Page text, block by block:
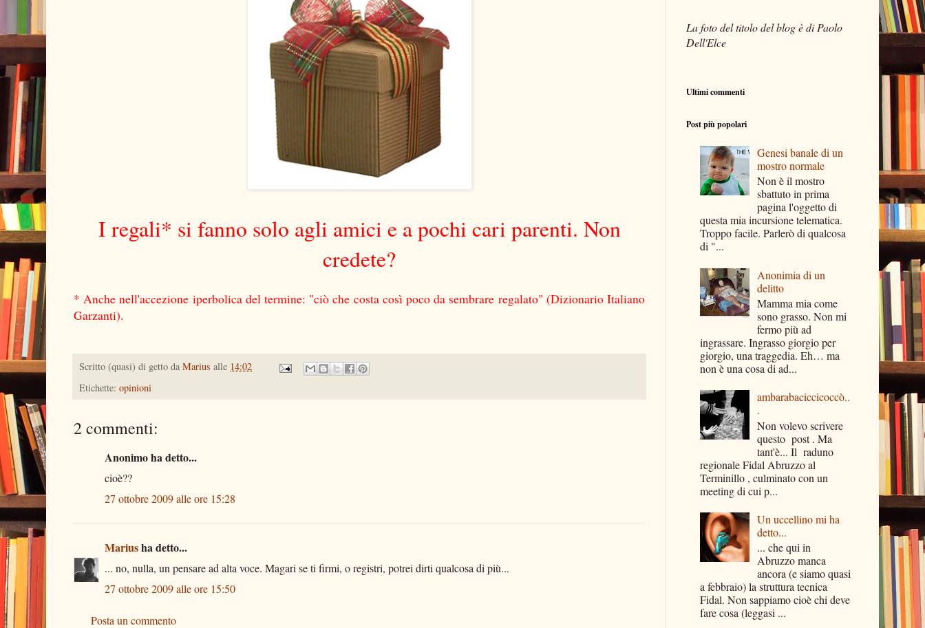
I regali* si fanno solo agli amici e a pochi cari parenti. Non
credete?
* Anche nell'accezione iperbolica del termine: "ciò che costa così poco da sembrare regalato" (Dizionario Italiano
Garzanti).
Scritto (quasi) di getto da Marius alle 14:02
Etichette: opinioni
2 commenti:
Anonimo ha detto...
cioè??
27 ottobre 2009 alle ore 15:28
Mariusha detto...
... no, nulla, un pensare ad alta voce. Magari se ti firmi, o registri, potrei dirti qualcosa di più...
27 ottobre 2009 alle ore 15:50
Posta un commento
La foto del titolo del blog è di Paolo
Dell'Elce
Ultimi commenti
Post più popolari
Genesi banale di un
mostro normale
Non è il mostro
sbattuto in prima
pagina l'oggetto di
questa mia incursione telematica.
Troppo facile. Parlerò di qualcosa
di "...
Anonimia di un
delitto
Mamma mia come
sono grasso. Non mi
fermo più ad
ingrassare. Ingrasso giorgio per
giorgio, una traggedia. Eh… ma
non è una cosa di ad...
ambarabaciccicoccò..
.
Non volevo scrivere
questo post . Ma
tant'è... Il raduno
regionale Fidal Abruzzo al
Terminillo , culminato con un
meeting di cui p...
Un uccellino mi ha
detto...
... che qui in
Abruzzo manca
ancora (e siamo quasi
a febbraio) la struttura tecnica
Fidal. Non sappiamo cioè chi deve
fare cosa (leggasi ...